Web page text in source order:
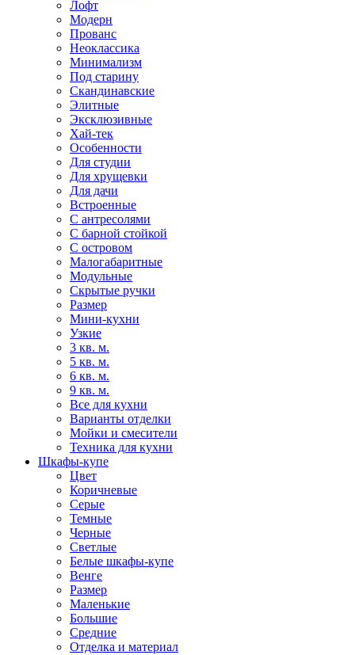
Лофт
Модерн
Прованс
Неоклассика
Минимализм
Под старину
Скандинавские
Элитные
Эксклюзивные
Хай-тек
Особенности
Для студии
Для хрущевки
Для дачи
Встроенные
С антресолями
С барной стойкой
С островом
Малогабаритные
Модульные
Скрытые ручки
Размер
Мини-кухни
Узкие
3 кв. м.
5 кв. м.
6 кв. м.
9 кв. м.
Все для кухни
Варианты отделки
Мойки и смесители
Техника для кухни
Шкафы-купе
Цвет
Коричневые
Серые
Темные
Черные
Светлые
Белые шкафы-купе
Венге
Размер
Маленькие
Большие
Средние
Отделка и материал